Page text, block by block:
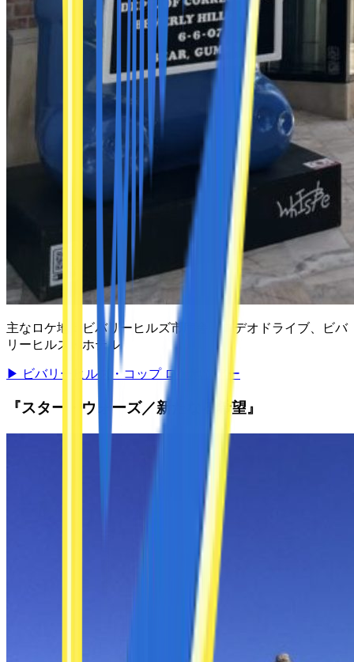
主なロケ地：
ビバリーヒルズ市庁舎、ロデオドライブ、ビバ
リーヒルズ・ホテル
▶ ビバリーヒルズ・コップ ロケ地ツアー
『スター・ウォーズ／新たなる希望』